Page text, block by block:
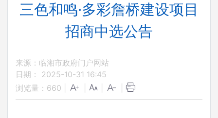
三色和鸣·多彩詹桥建设项目
招商中选公告
来源：临湘市政府门户网站
日期： 2025-10-31 16:45
浏览量： 660